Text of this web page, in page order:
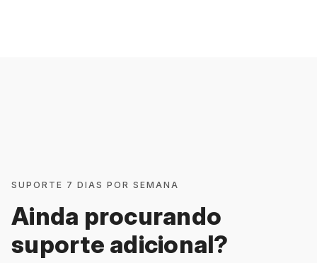
SUPORTE 7 DIAS POR SEMANA
Ainda procurando
suporte adicional?